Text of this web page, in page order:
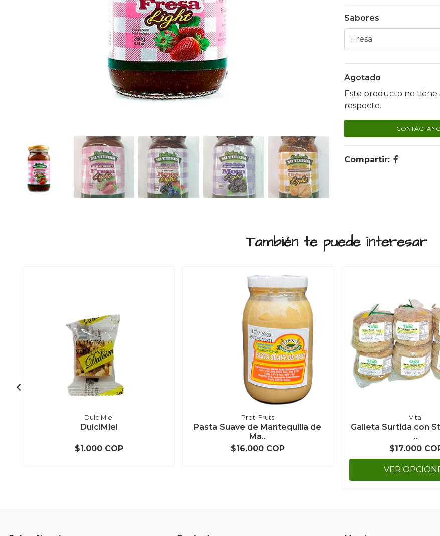
Sabores
Agotado
Este producto no tiene
respecto.
Compartir:
También te puede interesar
DulciMiel
DulciMiel
$1.000 COP
Proti Fruts
Pasta Suave de Mantequilla de
Ma..
$16.000 COP
Vital
Galleta Surtida con
..
$17.000
VER